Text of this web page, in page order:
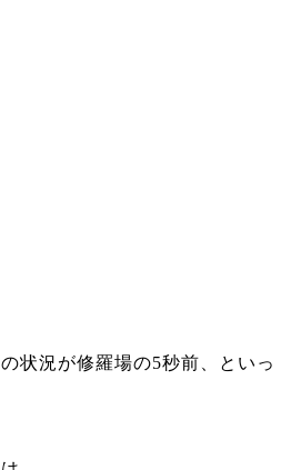
状況が修羅場の5秒前、といっ